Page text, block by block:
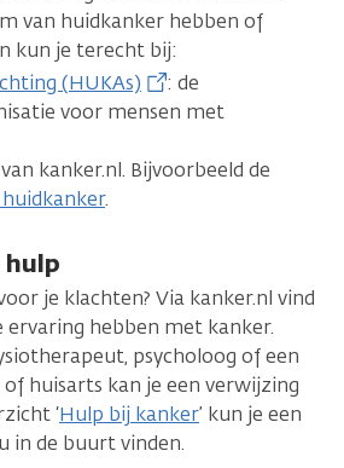
van huidkanker hebben of
kun je terecht bij:
(HUKAs)
: de
voor mensen met
kanker.nl. Bijvoorbeeld de
.
hulp
je klachten? Via kanker.nl vind
ervaring hebben met kanker.
psycholoog of een
of huisarts kan je een verwijzing
‘Hulp bij kanker’ kun je een
in de buurt vinden.